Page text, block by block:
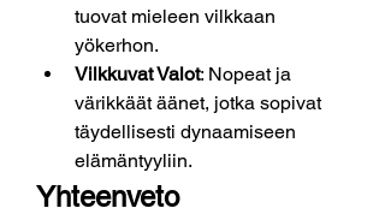
tuovat mieleen vilkkaan
yökerhon.
Vilkkuvat Valot: Nopeat ja
värikkäät äänet, jotka sopivat
täydellisesti dynaamiseen
elämäntyyliin.
Yhteenveto